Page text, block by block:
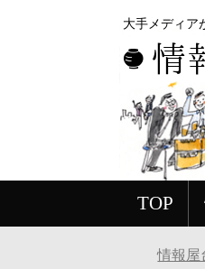
大手メディア
情
TOP
情報屋